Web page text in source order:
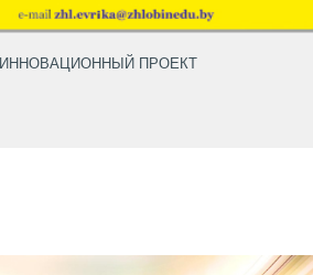
ИННОВАЦИОННЫЙ ПРОЕКТ